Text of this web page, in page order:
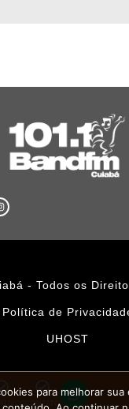
- Todos os
Política de
UHOST
CONTATO
para melhorar sua